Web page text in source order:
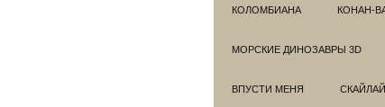
КОЛОМБИАНА КОНАН-
МОРСКИЕ ДИНОЗАВРЫ 3D
ВПУСТИ МЕНЯ